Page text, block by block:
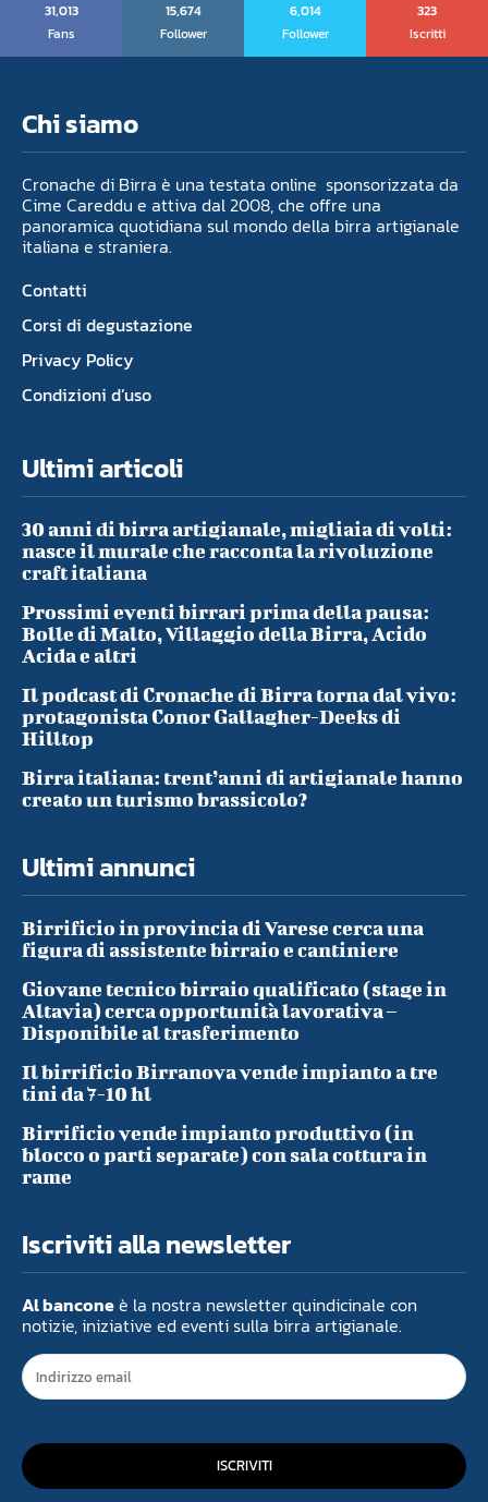
31,013
Fans
15,674
Follower
6,014
Follower
323
Iscritti
Chi siamo
Cronache di Birra è una testata online sponsorizzata da
Cime Careddu e attiva dal 2008, che offre una
panoramica quotidiana sul mondo della birra artigianale
italiana e straniera.
Contatti
Corsi di degustazione
Privacy Policy
Condizioni d’uso
Ultimi articoli
30 anni di birra artigianale, migliaia di volti:
nasce il murale che racconta la rivoluzione
craft italiana
Prossimi eventi birrari prima della pausa:
Bolle di Malto, Villaggio della Birra, Acido
Acida e altri
Il podcast di Cronache di Birra torna dal vivo:
protagonista Conor Gallagher-Deeks di
Hilltop
Birra italiana: trent’anni di artigianale hanno
creato un turismo brassicolo?
Ultimi annunci
Birrificio in provincia di Varese cerca una
figura di assistente birraio e cantiniere
Giovane tecnico birraio qualificato (stage in
Altavia) cerca opportunità lavorativa –
Disponibile al trasferimento
Il birrificio Birranova vende impianto a tre
tini da 7-10 hl
Birrificio vende impianto produttivo (in
blocco o parti separate) con sala cottura in
rame
Iscriviti alla newsletter
Al banconeè la nostra newsletter quindicinale con
notizie, iniziative ed eventi sulla birra artigianale.
ISCRIVITI